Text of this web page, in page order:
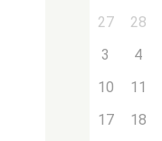
27
28
3
4
10
11
17
18